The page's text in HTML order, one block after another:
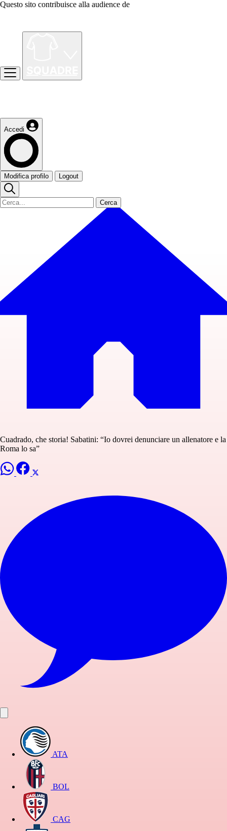
Questo sito contribuisce alla audience de
Accedi
Modifica profilo Logout
Cerca
Cuadrado, che storia! Sabatini: “Io dovrei denunciare un allenatore e la
Roma lo sa”
ATA
BOL
CAG